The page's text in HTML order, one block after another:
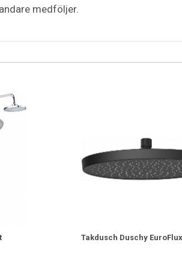
medföljer.
Takdusch Duschy